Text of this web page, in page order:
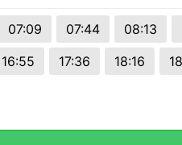
07:09 07:44 08:13
16:55 17:36 18:16